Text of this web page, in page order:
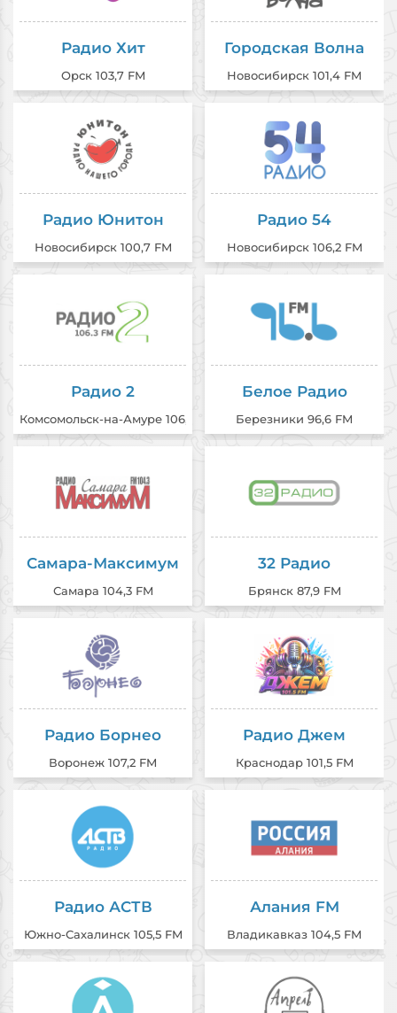
Радио Хит
Орск 103,7 FM
Городская Волна
Новосибирск 101,4 FM
Радио Юнитон
Новосибирск 100,7 FM
Радио 54
Новосибирск 106,2 FM
Радио 2
Комсомольск-на-Амуре 106,3 FM
Белое Радио
Березники 96,6 FM
Самара-Максимум
Самара 104,3 FM
32 Радио
Брянск 87,9 FM
Радио Борнео
Воронеж 107,2 FM
Радио Джем
Краснодар 101,5 FM
Радио АСТВ
Южно-Сахалинск 105,5 FM
Алания FM
Владикавказ 104,5 FM